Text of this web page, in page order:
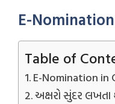
E-
Table of
E-Nomination in
અક્ષરો સુંદર લખતા